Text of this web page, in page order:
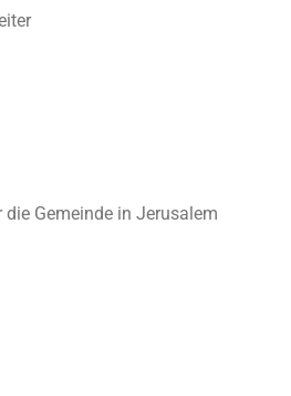
Gemeinde in Jerusalem